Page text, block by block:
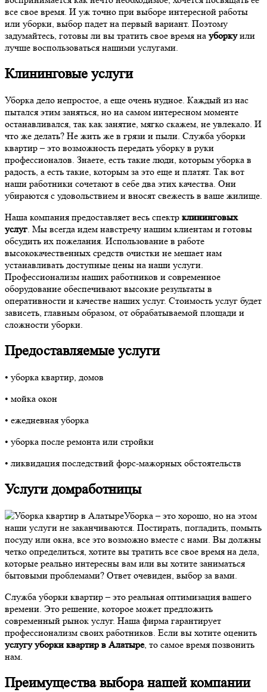
все свое время. И уж точно при выборе интересной работы
или уборки, выбор падет на первый вариант. Поэтому
задумайтесь, готовы ли вы тратить свое время на уборкуили
лучше воспользоваться нашими услугами.
Клининговые услуги
Уборка дело непростое, а еще очень нудное. Каждый из нас
пытался этим заняться, но на самом интересном моменте
останавливался, так как занятие, мягко скажем, не увлекало. И
что же делать? Не жить же в грязи и пыли. Служба уборки
квартир – это возможность передать уборку в руки
профессионалов. Знаете, есть такие люди, которым уборка в
радость, а есть такие, которым за это еще и платят. Так вот
наши работники сочетают в себе два этих качества. Они
убираются с удовольствием и вносят свежесть в ваше жилище.
Наша компания предоставляет весь спектр клининговых
услуг. Мы всегда идем навстречу нашим клиентам и готовы
обсудить их пожелания. Использование в работе
высококачественных средств очистки не мешает нам
устанавливать доступные цены на наши услуги.
Профессионализм наших работников и современное
оборудование обеспечивают высокие результаты в
оперативности и качестве наших услуг. Стоимость услуг будет
зависеть, главным образом, от обрабатываемой площади и
сложности уборки.
Предоставляемые услуги
• уборка квартир, домов
• мойка окон
• ежедневная уборка
• уборка после ремонта или стройки
• ликвидация последствий форс-мажорных обстоятельств
Услуги домработницы
Уборка – это хорошо, но на этом
наши услуги не заканчиваются. Постирать, погладить, помыть
посуду или окна, все это возможно вместе с нами. Вы должны
четко определиться, хотите вы тратить все свое время на дела,
которые реально интересны вам или вы хотите заниматься
бытовыми проблемами? Ответ очевиден, выбор за вами.
Служба уборки квартир – это реальная оптимизация вашего
времени. Это решение, которое может предложить
современный рынок услуг. Наша фирма гарантирует
профессионализм своих работников. Если вы хотите оценить
услугу уборки квартир в Алатыре, то самое время позвонить
нам.
Преимущества выбора нашей компании